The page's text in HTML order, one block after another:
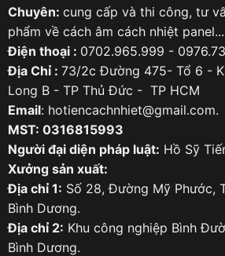
Chuyên: cung cấp và thi công, tư
phẩm về cách âm cách nhiệt panel...
Điện thoại : 0702.965.999 -
Địa Chỉ : 73/2c Đường 475- Tổ 6 -
Long B - TP Thủ Đức - TP HCM
Email: hotiencachnhiet@gmail.com.
MST: 0316815993
Người đại diện pháp luật: Hồ Sỹ
Xưởng sản xuất:
Địa chỉ 1: Số 28, Đường Mỹ Phước,
Bình Dương.
Địa chỉ 2: Khu công nghiệp Bình
Bình Dương.